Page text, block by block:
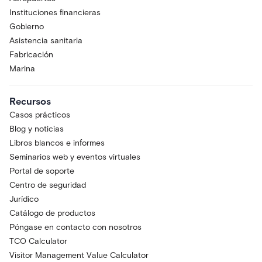
Instituciones financieras
Gobierno
Asistencia sanitaria
Fabricación
Marina
Recursos
Casos prácticos
Blog y noticias
Libros blancos e informes
Seminarios web y eventos virtuales
Portal de soporte
Centro de seguridad
Jurídico
Catálogo de productos
Póngase en contacto con nosotros
TCO Calculator
Visitor Management Value Calculator